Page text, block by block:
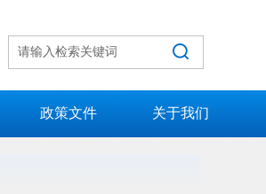
政策文件 关于我们